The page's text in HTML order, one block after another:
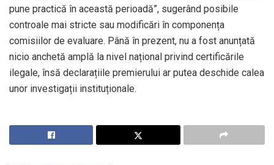
pune practică în această perioadă”, sugerând posibile
controale mai stricte sau modificări în componența
comisiilor de evaluare. Până în prezent, nu a fost anunțată
nicio anchetă amplă la nivel național privind certificările
ilegale, însă declarațiile premierului ar putea deschide calea
unor investigații instituționale.